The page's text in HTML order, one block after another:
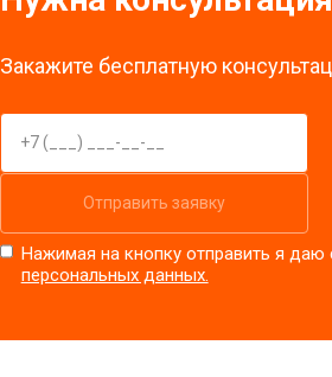
Закажите бесплатную
Отправить заявку
Нажимая на кнопку отправить я даю
персональных данных.